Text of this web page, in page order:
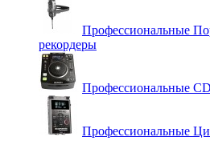
Профессиональные
рекордеры
Профессиональные
Профессиональные